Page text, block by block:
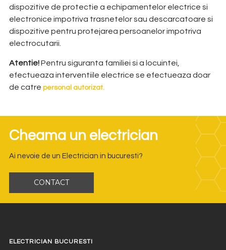
dispozitive de protectie a echipamentelor electrice si
electronice impotriva trasnetelor sau descarcatoare si
dispozitive pentru protejarea persoanelor impotriva
electrocutarii.
Atentie!Pentru siguranta familiei si a locuintei,
efectueaza interventiile electrice se efectueaza doar
de catre personal autorizat.
Cheama un electrician
Ai nevoie de un Electrician in bucuresti?
CONTACT
ELECTRICIAN BUCURESTI